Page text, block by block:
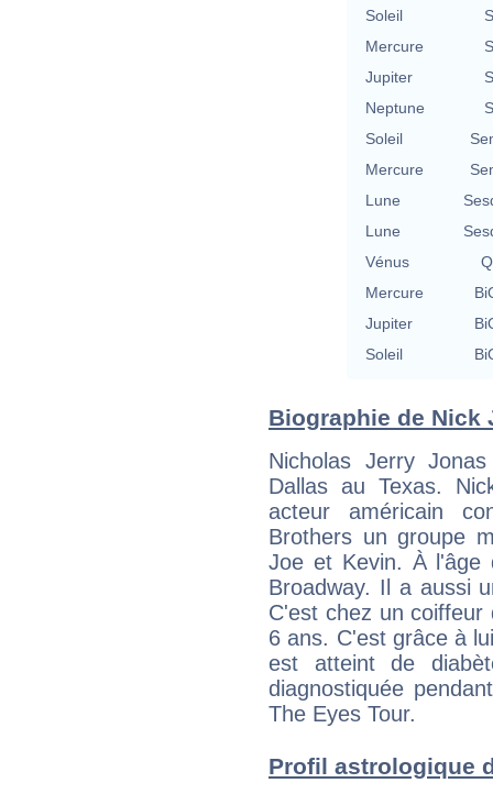
Soleil
Mercure
Jupiter
Neptune
Soleil
Mercure
Lune
Lune
Vénus
Mercure
Jupiter
Soleil
Biographie de Nick
Nicholas Jerry
Dallas au Texas.
acteur américain
Brothers un groupe
Joe et Kevin. À
Broadway. Il a aussi
C'est chez un
6 ans. C'est grâce à
est atteint de
diagnostiquée
The Eyes Tour.
Profil astrologique